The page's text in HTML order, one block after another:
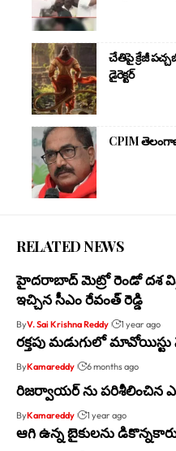
చేతిపై క్రేజీ
డైరెక్టర్
CPIM
RELATED NEWS
హైదరాబాద్ మెట్రో రెండో దశ
ఇచ్చిన సీఎం రేవంత్ రెడ్డి
ByV. Sai Krishna Reddy 1 year ago
రక్తపు మడుగులో
ByKamareddy 6 months ago
రిజర్వాయర్ ను పరిశీలించిన
ByKamareddy 1 year ago
ఆగి ఉన్న బైకులను